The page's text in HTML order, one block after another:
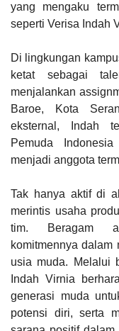
yang mengaku
seperti Verisa Indah
Di lingkungan
ketat sebagai
menjalankan
Baroe, Kota
eksternal, Indah
Pemuda
menjadi anggota
Tak hanya aktif di
merintis usaha
tim. Beragam
komitmennya dalam
usia muda. Melalui
Indah Virnia
generasi muda
potensi diri, serta